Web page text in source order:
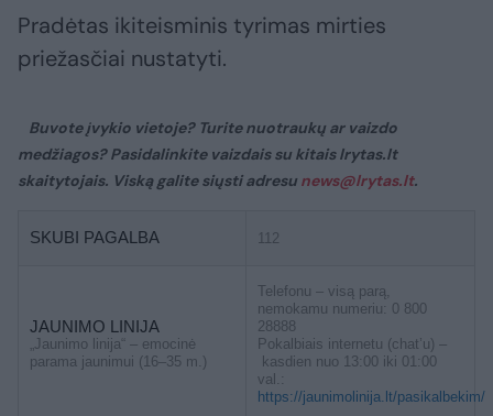
Pradėtas ikiteisminis tyrimas mirties
priežasčiai nustatyti.
Buvote įvykio vietoje? Turite nuotraukų ar vaizdo
medžiagos? Pasidalinkite vaizdais su kitais lrytas.lt
skaitytojais. Viską galite siųsti adresu news@lrytas.lt.
SKUBI PAGALBA 112
JAUNIMO LINIJA
„Jaunimo linija“ – emocinė
parama jaunimui (16–35 m.)
Telefonu – visą parą,
nemokamu numeriu: 0 800
28888
Pokalbiais internetu (chat’u) –
kasdien nuo 13:00 iki 01:00
val.:
https://jaunimolinija.lt/pasikalbekim/